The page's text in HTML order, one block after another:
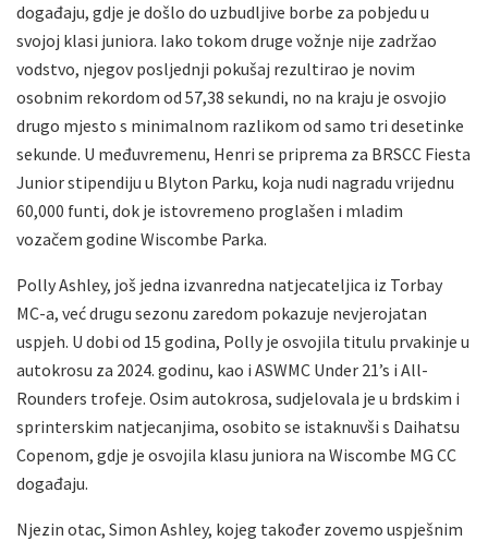
događaju, gdje je došlo do uzbudljive borbe za pobjedu u
svojoj klasi juniora. Iako tokom druge vožnje nije zadržao
vodstvo, njegov posljednji pokušaj rezultirao je novim
osobnim rekordom od 57,38 sekundi, no na kraju je osvojio
drugo mjesto s minimalnom razlikom od samo tri desetinke
sekunde. U međuvremenu, Henri se priprema za BRSCC Fiesta
Junior stipendiju u Blyton Parku, koja nudi nagradu vrijednu
60,000 funti, dok je istovremeno proglašen i mladim
vozačem godine Wiscombe Parka.
Polly Ashley, još jedna izvanredna natjecateljica iz Torbay
MC-a, već drugu sezonu zaredom pokazuje nevjerojatan
uspjeh. U dobi od 15 godina, Polly je osvojila titulu prvakinje u
autokrosu za 2024. godinu, kao i ASWMC Under 21’s i All-
Rounders trofeje. Osim autokrosa, sudjelovala je u brdskim i
sprinterskim natjecanjima, osobito se istaknuvši s Daihatsu
Copenom, gdje je osvojila klasu juniora na Wiscombe MG CC
događaju.
Njezin otac, Simon Ashley, kojeg također zovemo uspješnim